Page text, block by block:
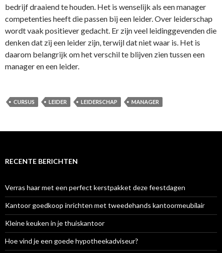
bedrijf draaiend te houden. Het is wenselijk als een manager
competenties heeft die passen bij een leider. Over leiderschap
wordt vaak positiever gedacht. Er zijn veel leidinggevenden die
denken dat zij een leider zijn, terwijl dat niet waar is. Het is
daarom belangrijk om het verschil te blijven zien tussen een
manager en een leider.
CURSUS LEIDER LEIDERSCHAP MANAGER
RECENTE BERICHTEN
Verras haar met een perfect kerstpakket deze feestdagen
Kantoor goedkoop inrichten met tweedehands kantoormeubilair
Kleine keuken in je thuiskantoor
Hoe vind je een goede hypotheekadviseur?